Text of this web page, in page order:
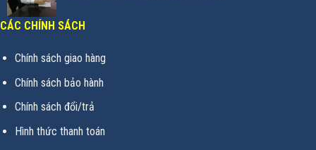
CÁC CHÍNH SÁCH
Chính sách giao hàng
Chính sách bảo hành
Chính sách đổi/trả
Hình thức thanh toán